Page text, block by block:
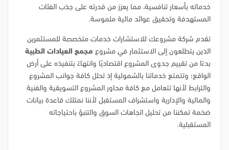
خدماته بأسعار تنافسية، مما يعزز من قدرته على جذب الفئات
المستهدفة وتحقيق عوائد مالية ملموسة.
تقدم شركة مشروعك للاستشارات خدمات متخصصة للمستثمرين
الذين يتطلعون إلى الاستثمار في مشروع مجمع العيادات الطبية
بدءًا من تقييم جدوى المشروع اقتصاديًا وانتهاءً بتنفيذه على أرض
الواقع؛ وتتمتع خدماتنا بالشمولية إذ تحلل كافة جوانب المشروع
والترابط لأنها تتعامل مع كافة محاور المشروع التسويقية والفنية
والمالية والإدارية واستشراف المستقبل لأننا نمتلك قاعدة بيانات
ضخمة تمكننا من تحليل اتجاهات السوق والتنبؤ باحتياجاته
المستقبلية.